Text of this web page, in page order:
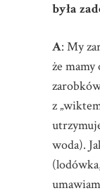
była
A: My
że mamy
z
woda).